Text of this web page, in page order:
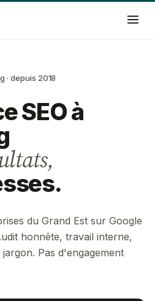
· depuis 2018
SEO à
du Grand Est sur Google
honnête, travail interne,
Pas d'engagement